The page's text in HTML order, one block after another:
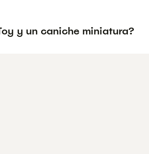
y un caniche miniatura?